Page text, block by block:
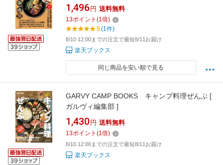
1,496 円 送料無料
13ポイント (1倍)
5(1件)
8/10 12:00までの注文で最短8/11お届け
楽天ブックス
同じ商品を安い順で見る
GARVY CAMP BOOKS キャンプ料理ぜんぶ [
ガルヴィ編集部 ]
1,430 円 送料無料
13ポイント (1倍)
8/10 12:00までの注文で最短8/11お届け
楽天ブックス